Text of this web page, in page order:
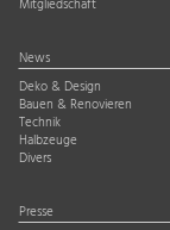
Mitgliedschaft
News
Deko & Design
Bauen & Renovieren
Technik
Halbzeuge
Divers
Presse